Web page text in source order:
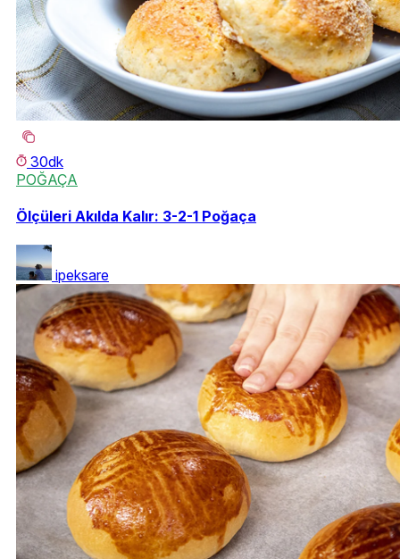
30dk
POĞAÇA
Ölçüleri Akılda Kalır: 3-2-1 Poğaça
ipeksare